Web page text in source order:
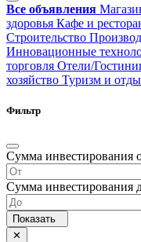
Все объявления
здоровья Кафе и
Строительство
Инновационные
торговля Отели/
хозяйство Туризм и
Фильтр
Сумма инвестирования
Сумма инвестирования